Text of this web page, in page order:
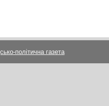
політична газета